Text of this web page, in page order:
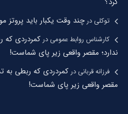
توکلیدرچند وقت یکبار باید پروتز
کارشناس روابط عمومیدر کمردردی
ندارد؛ مقصر واقعی زیر پای شماست!
فرزانه قربانیدر کمردردی که ربطی به
مقصر واقعی زیر پای شماست!